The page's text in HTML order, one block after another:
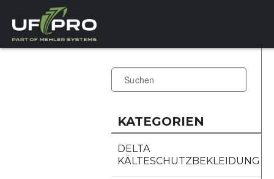
KATEGORIEN
DELTA
KÄLTESCHUTZBEKLEIDUNG